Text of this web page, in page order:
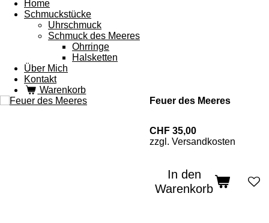
Home
Schmuckstücke
Uhrschmuck
Schmuck des Meeres
Ohrringe
Halsketten
Über Mich
Kontakt
Warenkorb
Feuer des Meeres
CHF 35,00
zzgl. Versandkosten
In den
Warenkorb